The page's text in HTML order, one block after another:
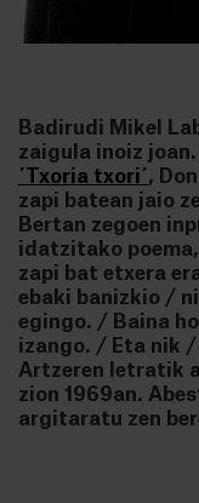
Badirudi Mikel
zaigula inoiz
´Txoria txori´,
zapi batean jaio
Bertan zegoen
idatzitako
zapi bat etxera
ebaki banizkio /
egingo. / Baina
izango. / Eta nik /
Artzeren letratik
zion 1969an.
argitaratu zen